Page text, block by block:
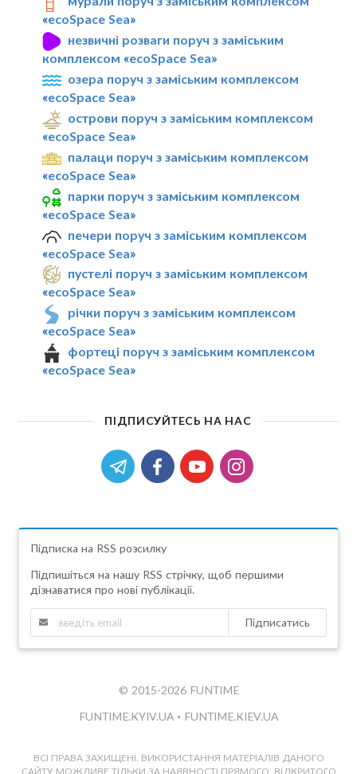
«ecoSpace Sea»
незвичні розваги поруч з заміським
комплексом «ecoSpace Sea»
озера поруч з заміським комплексом
«ecoSpace Sea»
острови поруч з заміським комплексом
«ecoSpace Sea»
палаци поруч з заміським комплексом
«ecoSpace Sea»
парки поруч з заміським комплексом
«ecoSpace Sea»
печери поруч з заміським комплексом
«ecoSpace Sea»
пустелі поруч з заміським комплексом
«ecoSpace Sea»
річки поруч з заміським комплексом
«ecoSpace Sea»
фортеці поруч з заміським комплексом
«ecoSpace Sea»
ПІДПИСУЙТЕСЬ НА НАС
Підписка на RSS розсилку
Підпишіться на нашу RSS стрічку, щоб першими
дізнаватися про нові публікації.
Підписатись
© 2015-2026 FUNTIME
FUNTIME.KYIV.UA • FUNTIME.KIEV.UA
ВСІ ПРАВА ЗАХИЩЕНІ. ВИКОРИСТАННЯ МАТЕРІАЛІВ ДАНОГО
САЙТУ МОЖЛИВЕ ТІЛЬКИ ЗА НАЯВНОСТІ ПРЯМОГО, ВІДКРИТОГО